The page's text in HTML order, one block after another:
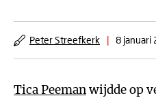
Peter Streefkerk | 8 januari
Tica Peemanwijdde op